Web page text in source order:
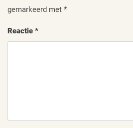
gemarkeerd met *
Reactie *